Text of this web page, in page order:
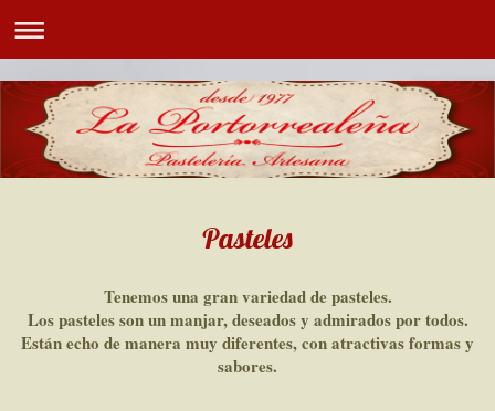
Pasteles
Tenemos una gran variedad de pasteles.
Los pasteles son un manjar, deseados y admirados por todos.
Están echo de manera muy diferentes, con atractivas formas y
sabores.